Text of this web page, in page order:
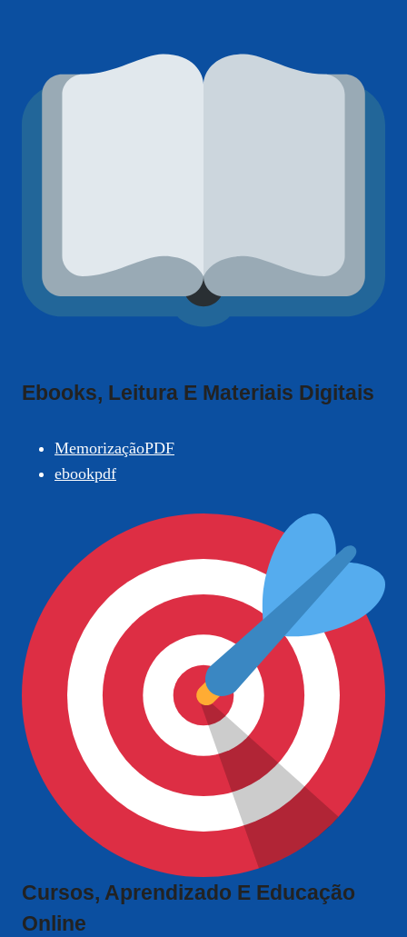
Ebooks, Leitura E Materiais Digitais
MemorizaçãoPDF
ebookpdf
Cursos, Aprendizado E Educação
Online